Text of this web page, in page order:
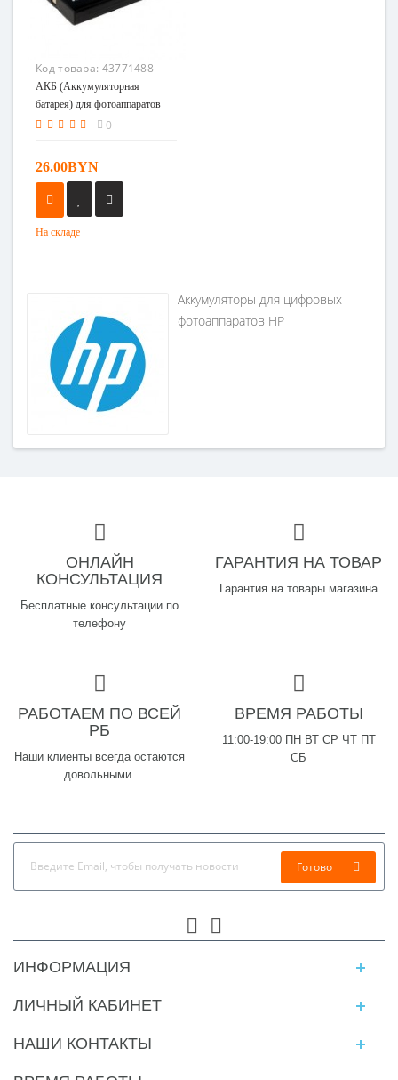
Код товара: 43771488
АКБ (Аккумуляторная
батарея) для фотоаппаратов
HP A1812A (L1812A, L1812B,
0
26.00BYN
На складе
Аккумуляторы для цифровых
фотоаппаратов HP
ОНЛАЙН
КОНСУЛЬТАЦИЯ
Бесплатные консультации по
телефону
ГАРАНТИЯ НА ТОВАР
Гарантия на товары магазина
РАБОТАЕМ ПО ВСЕЙ
РБ
Наши клиенты всегда остаются
довольными.
ВРЕМЯ РАБОТЫ
11:00-19:00 ПН ВТ СР ЧТ ПТ
СБ
Готово
ИНФОРМАЦИЯ
ЛИЧНЫЙ КАБИНЕТ
НАШИ КОНТАКТЫ